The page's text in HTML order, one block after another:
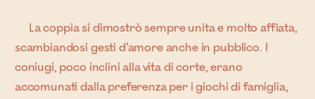
La coppia si dimostrò sempre unita e molto affiata,
scambiandosi gesti d’amore anche in pubblico. I
coniugi, poco inclini alla vita di corte, erano
accomunati dalla preferenza per i giochi di famiglia,